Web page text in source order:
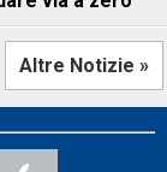
Altre Notizie »